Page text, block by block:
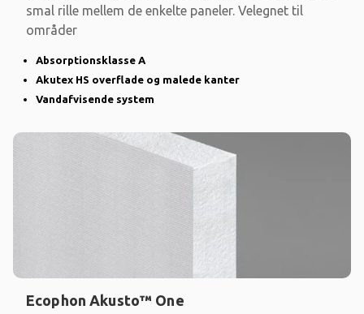
smal rille mellem de enkelte paneler. Velegnet til
områder
Absorptionsklasse A
Akutex HS overflade og malede kanter
Vandafvisende system
Ecophon Akusto™ One